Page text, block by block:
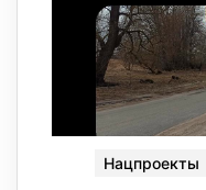
Нацпроекты